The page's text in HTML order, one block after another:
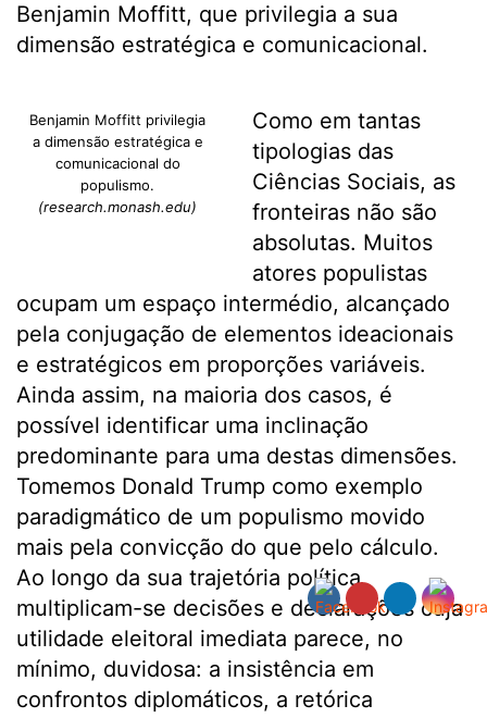
Benjamin Moffitt, que privilegia a sua
dimensão estratégica e comunicacional.
Benjamin Moffitt privilegia
a dimensão estratégica e
comunicacional do
populismo.
(research.monash.edu)
Como em tantas
tipologias das
Ciências Sociais, as
fronteiras não são
absolutas. Muitos
atores populistas
ocupam um espaço intermédio, alcançado
pela conjugação de elementos ideacionais
e estratégicos em proporções variáveis.
Ainda assim, na maioria dos casos, é
possível identificar uma inclinação
predominante para uma destas dimensões.
Tomemos Donald Trump como exemplo
paradigmático de um populismo movido
mais pela convicção do que pelo cálculo.
Ao longo da sua trajetória política,
multiplicam-se decisões e declarações cuja
utilidade eleitoral imediata parece, no
mínimo, duvidosa: a insistência em
confrontos diplomáticos, a retórica